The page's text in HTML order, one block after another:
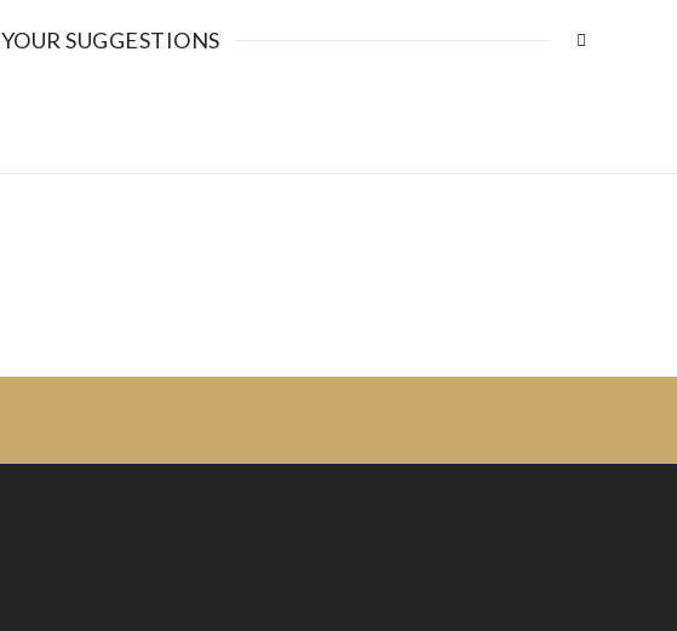
YOUR SUGGESTIONS